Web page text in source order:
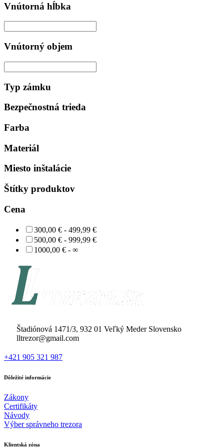
Vnútorná hĺbka
Vnútorný objem
Typ zámku
Bezpečnostná trieda
Farba
Materiál
Miesto inštalácie
Štítky produktov
Cena
300,00 € - 499,99 €
500,00 € - 999,99 €
1000,00 € - ∞
Štadiónová 1471/3, 932 01 Veľký Meder Slovensko
lltrezor@gmail.com
+421 905 321 987
Dôležité informácie
Zákony
Certifikáty
Návody
Výber správneho trezora
Klientská zóna